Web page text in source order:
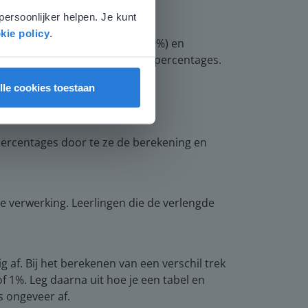
helpen. Je kunt
policy.
cookies toestaan
van de winegums (19%) en
een tabel en lijngrafiek met percentages.
door te ze de berekening en
verwerking. Leerlingen die de verlengde
af. Bij het berekenen van een verschil trek
Leg daarna uit hoe je een tabel en
ongeveer af.